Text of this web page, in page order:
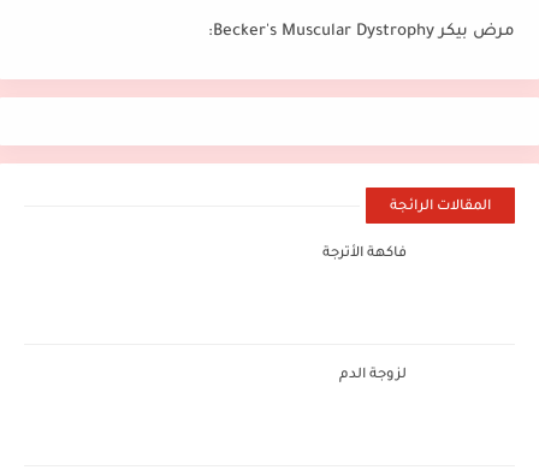
مرض بيكر Becker's Muscular Dystrophy:
المقالات الرائجة
فاكهة الأترجة
لزوجة الدم